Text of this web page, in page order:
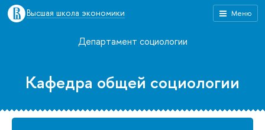
Меню
Высшая школа экономики
Департамент социологии
Кафедра общей социологии